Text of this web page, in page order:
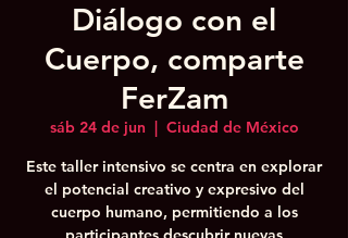
Diálogo con el
Cuerpo, comparte
FerZam
sáb 24 de jun
  |
Ciudad de México
Este taller intensivo se centra en explorar
el potencial creativo y expresivo del
cuerpo humano, permitiendo a los